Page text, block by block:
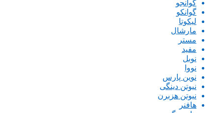
گوانجو
گوانکو
لیکوتا
مارشال
مستر
مفید
نوبل
نووا
نوین پارس
نیوتن دینگی
نیوتن هزبرن
هافنر